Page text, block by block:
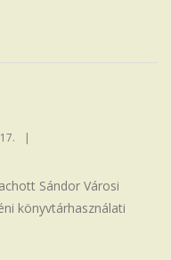
Sándor Városi
könyvtárhasználati